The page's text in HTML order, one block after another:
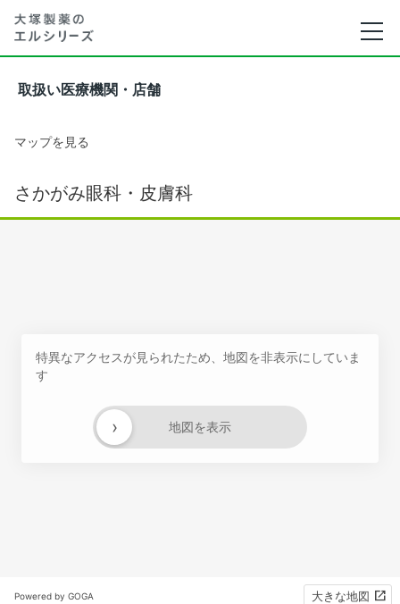
取扱い医療機関・店舗
マップを見る
さかがみ眼科・皮膚科
特異なアクセスが見られたため、地図を非表示にしていま
す
地図を表示
›
Powered by GOGA 大きな地図